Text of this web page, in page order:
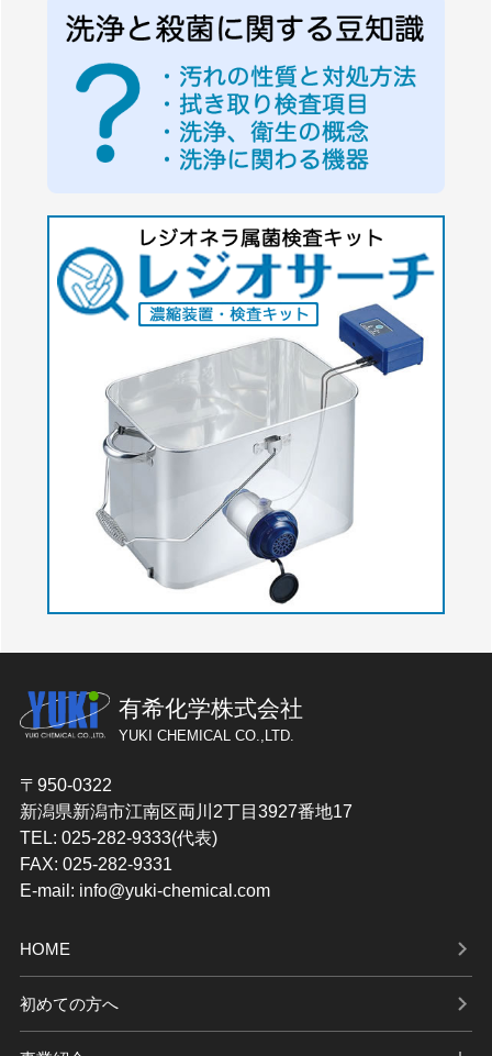
有希化学株式会社
YUKI CHEMICAL CO.,LTD.
〒950-0322
新潟県新潟市江南区両川2丁目3927番地17
TEL: 025-282-9333(代表)
FAX: 025-282-9331
E-mail: info@yuki-chemical.com
HOME
初めての方へ